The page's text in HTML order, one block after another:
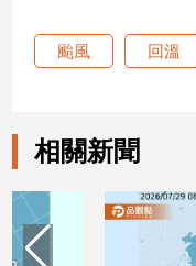
內
遊/
美
星
座/
命
颱風 回溫
相關新聞